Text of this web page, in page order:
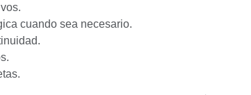
cuando sea necesario.